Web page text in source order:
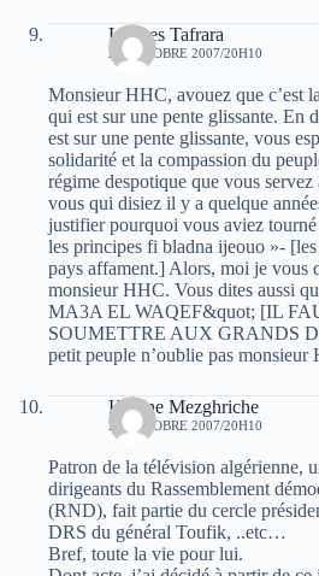
Lounes Tafrara
23 OCTOBRE 2007/20H10
Monsieur HHC, avouez que c’est
qui est sur une pente glissante. En
est sur une pente glissante, vous
solidarité et la compassion du
régime despotique que vous servez
vous qui disiez il y a quelque
justifier pourquoi vous aviez
les principes fi bladna ijeouo »-
pays affament.] Alors, moi je vous
monsieur HHC. Vous dites aussi
MA3A EL WAQEF&quot; [IL
SOUMETTRE AUX GRANDS
petit peuple n’oublie pas monsieur
Hocine Mezghriche
23 OCTOBRE 2007/20H10
Patron de la télévision algérienne,
dirigeants du Rassemblement
(RND), fait partie du cercle
DRS du général Toufik, ..etc…
Bref, toute la vie pour lui.